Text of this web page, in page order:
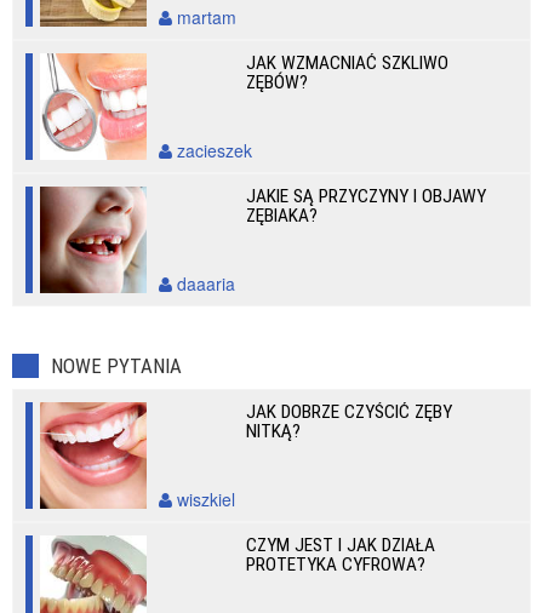
martam
JAK WZMACNIAĆ SZKLIWO
ZĘBÓW?
zacieszek
JAKIE SĄ PRZYCZYNY I OBJAWY
ZĘBIAKA?
daaaria
NOWE PYTANIA
JAK DOBRZE CZYŚCIĆ ZĘBY
NITKĄ?
wiszkiel
CZYM JEST I JAK DZIAŁA
PROTETYKA CYFROWA?